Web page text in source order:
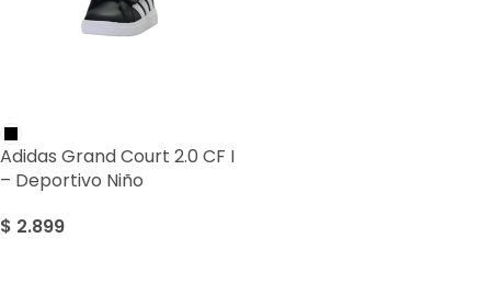
Adidas Grand Court 2.0 CF I
– Deportivo Niño
$ 2.899